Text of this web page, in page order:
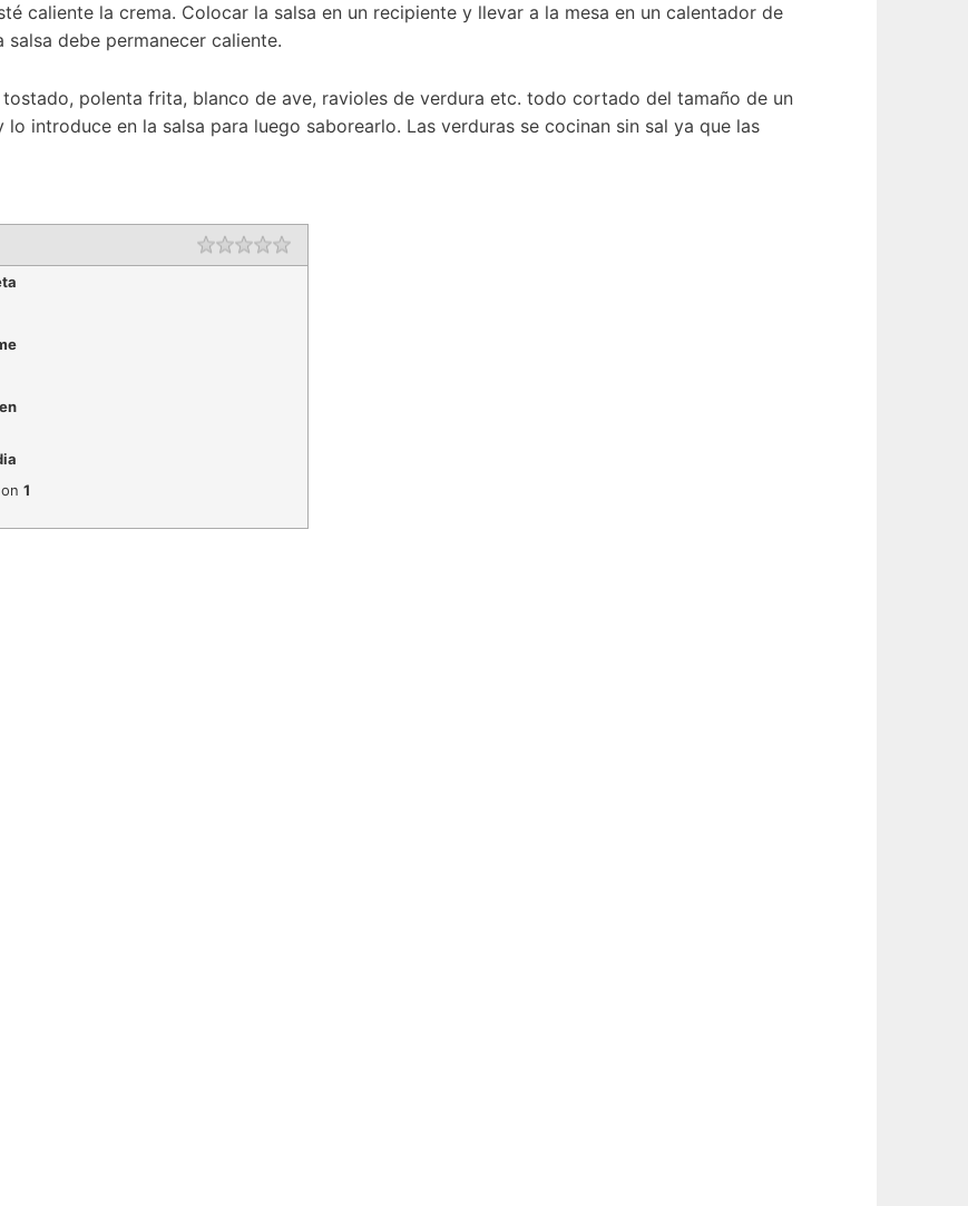
caliente la crema. Colocar la salsa en un recipiente y llevar a la mesa en un calentador de
debe permanecer caliente.
polenta frita, blanco de ave, ravioles de verdura etc. todo cortado del tamaño de un
introduce en la salsa para luego saborearlo. Las verduras se cocinan sin sal ya que las
Rating
1